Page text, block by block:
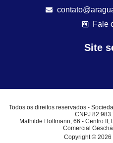
Fale
Site
Todos os direitos reservados -
CNPJ
Mathilde Hoffmann, 66 - Centro
Comercial
Copyright © 2026